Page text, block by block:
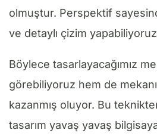
olmuştur. Perspektif
ve detaylı çizim
Böylece tasarlayacağımız
görebiliyoruz hem de
kazanmış oluyor. Bu
tasarım yavaş yavaş